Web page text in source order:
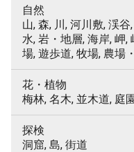
自然
山, 森, 川, 河川敷, 渓
水, 岩・地層, 海岸, 岬,
場, 遊歩道, 牧場, 農場
花・植物
梅林, 名木, 並木道, 庭
探検
洞窟, 島, 街道